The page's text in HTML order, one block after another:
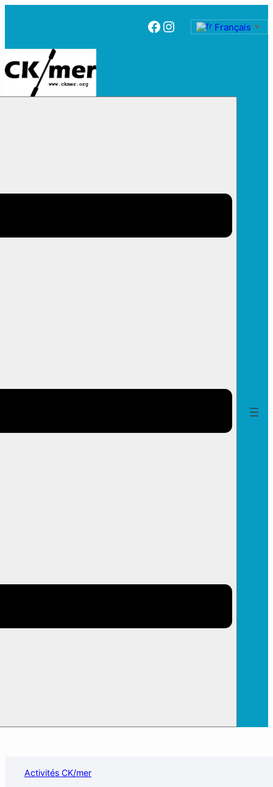
Facebook
InstagramFrançais ▼
Activités CK/mer